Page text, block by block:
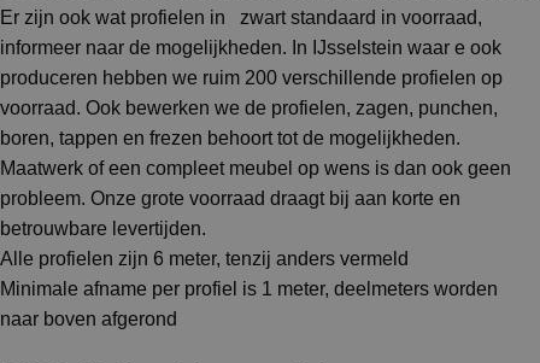
Er zijn ook wat profielen in zwart standaard in voorraad,
informeer naar de mogelijkheden. In IJsselstein waar e ook
produceren hebben we ruim 200 verschillende profielen op
voorraad. Ook bewerken we de profielen, zagen, punchen,
boren, tappen en frezen behoort tot de mogelijkheden.
Maatwerk of een compleet meubel op wens is dan ook geen
probleem. Onze grote voorraad draagt bij aan korte en
betrouwbare levertijden.
Alle profielen zijn 6 meter, tenzij anders vermeld
Minimale afname per profiel is 1 meter, deelmeters worden
naar boven afgerond